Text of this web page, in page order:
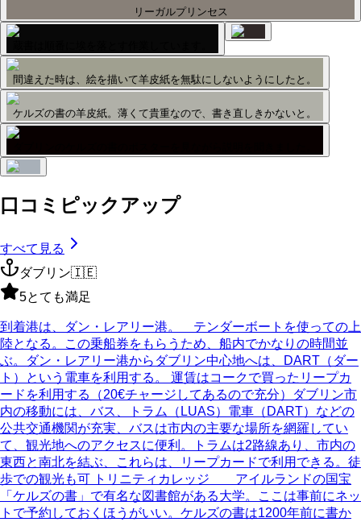
リーガルプリンセス
間違えた時は、絵を描いて羊皮紙を無駄にしないようにしたと。
ケルズの書の羊皮紙。薄くて貴重なので、書き直しきかないと。
口コミピックアップ
すべて見る
ダブリン🇮🇪
5とても満足
到着港は、ダン・レアリー港。 テンダーボートを使っての上
陸となる。この乗船券をもらうため、船内でかなりの時間並
ぶ。ダン・レアリー港からダブリン中心地へは、DART（ダー
ト）という電車を利用する。 運賃はコークで買ったリープカ
ードを利用する（20€チャージしてあるので充分）ダブリン市
内の移動には、バス、トラム（LUAS）電車（DART）などの
公共交通機関が充実、バスは市内の主要な場所を網羅してい
て、観光地へのアクセスに便利。トラムは2路線あり、市内の
東西と南北を結ぶ、これらは、リープカードで利用できる。徒
歩での観光も可 トリニティカレッジ アイルランドの国宝
「ケルズの書」で有名な図書館がある大学。ここは事前にネッ
トで予約しておくほうがいい。ケルズの書は1200年前に書か